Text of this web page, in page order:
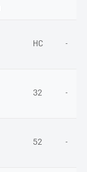
НС -
32 -
52 -